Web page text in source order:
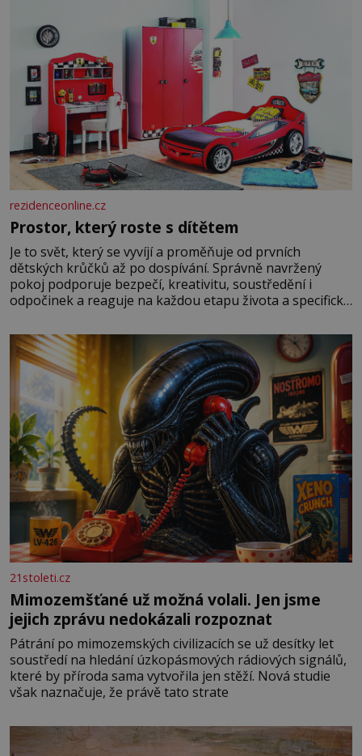
rezidenceonline.cz
Prostor, který roste s dítětem
Je to svět, který se vyvíjí a proměňuje od prvních
dětských krůčků až po dospívání. Správně navržený
pokoj podporuje bezpečí, kreativitu, soustředění i
odpočinek a reaguje na každou etapu života a specifické
měkkost a bezpečí, proto by pokoj miminka měl působit
především klidně a útulně. Předškolní věk je
21stoleti.cz
Mimozemšťané už možná volali. Jen jsme
jejich zprávu nedokázali rozpoznat
Pátrání po mimozemských civilizacích se už desítky let
soustředí na hledání úzkopásmových rádiových signálů,
které by příroda sama vytvořila jen stěží. Nová studie
však naznačuje, že právě tato strate